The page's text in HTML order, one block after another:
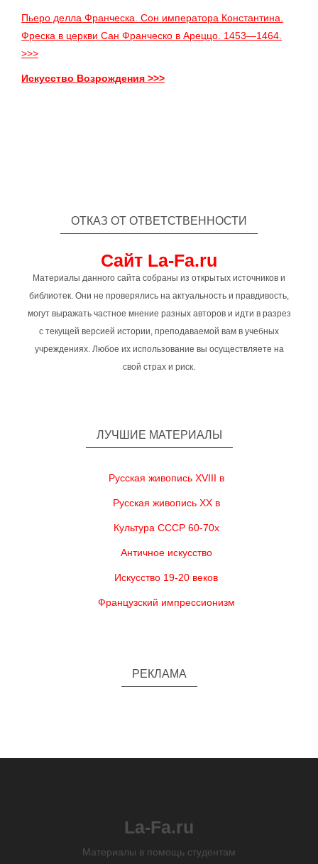
Пьеро делла Франческа. Сон императора Константина.
Фреска в церкви Сан Франческо в Ареццо. 1453—1464.
>>>
Искусство Возрождения >>>
ОТКАЗ ОТ ОТВЕТСТВЕННОСТИ
Сайт La-Fa.ru
Материалы данного сайта собраны из открытых источников и
библиотек. Они не проверялись на актуальность и правдивость,
могут выражать частное мнение разных авторов и идти в разрез
с текущей версией истории, преподаваемой вам в учебных
учреждениях. Любое их использование вы осуществляете на
свой страх и риск.
ЛУЧШИЕ МАТЕРИАЛЫ
Русская живопись XVIII в
Русская живопись XX в
Культура СССР 60-70х
Античное искусство
Искусство 19-20 веков
Французский импрессионизм
РЕКЛАМА
La-Fa.ru
Материалы в помощь студентам